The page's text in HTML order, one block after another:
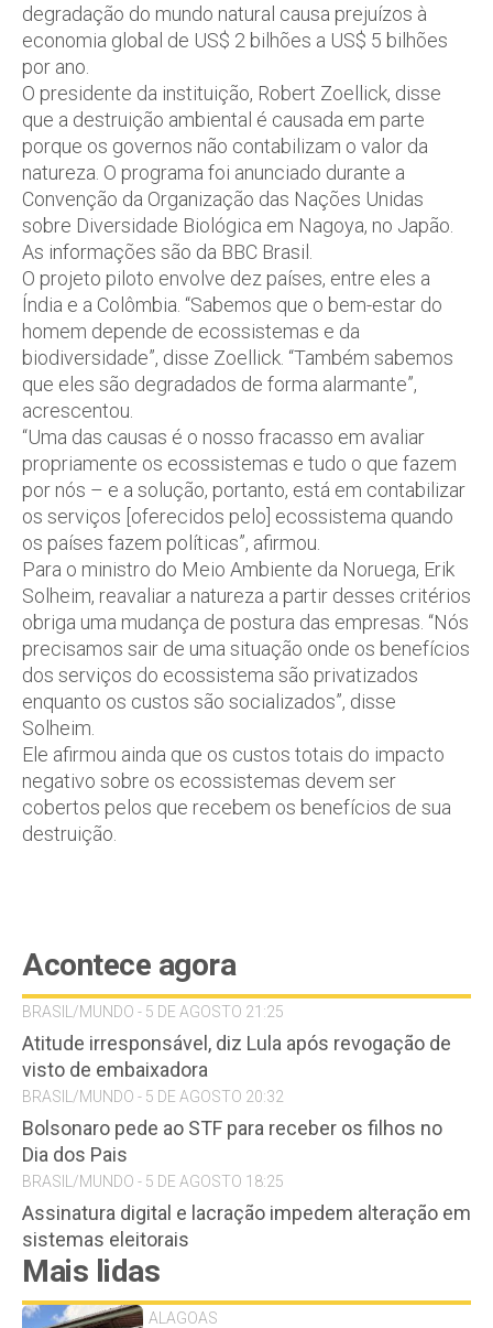
degradação do mundo natural causa prejuízos à
economia global de US$ 2 bilhões a US$ 5 bilhões
por ano.
O presidente da instituição, Robert Zoellick, disse
que a destruição ambiental é causada em parte
porque os governos não contabilizam o valor da
natureza. O programa foi anunciado durante a
Convenção da Organização das Nações Unidas
sobre Diversidade Biológica em Nagoya, no Japão.
As informações são da BBC Brasil.
O projeto piloto envolve dez países, entre eles a
Índia e a Colômbia. “Sabemos que o bem-estar do
homem depende de ecossistemas e da
biodiversidade”, disse Zoellick. “Também sabemos
que eles são degradados de forma alarmante”,
acrescentou.
“Uma das causas é o nosso fracasso em avaliar
propriamente os ecossistemas e tudo o que fazem
por nós – e a solução, portanto, está em contabilizar
os serviços [oferecidos pelo] ecossistema quando
os países fazem políticas”, afirmou.
Para o ministro do Meio Ambiente da Noruega, Erik
Solheim, reavaliar a natureza a partir desses critérios
obriga uma mudança de postura das empresas. “Nós
precisamos sair de uma situação onde os benefícios
dos serviços do ecossistema são privatizados
enquanto os custos são socializados”, disse
Solheim.
Ele afirmou ainda que os custos totais do impacto
negativo sobre os ecossistemas devem ser
cobertos pelos que recebem os benefícios de sua
destruição.
Acontece agora
BRASIL/MUNDO - 5 DE AGOSTO 21:25
Atitude irresponsável, diz Lula após revogação de
visto de embaixadora
BRASIL/MUNDO - 5 DE AGOSTO 20:32
Bolsonaro pede ao STF para receber os filhos no
Dia dos Pais
BRASIL/MUNDO - 5 DE AGOSTO 18:25
Assinatura digital e lacração impedem alteração em
sistemas eleitorais
Mais lidas
ALAGOAS